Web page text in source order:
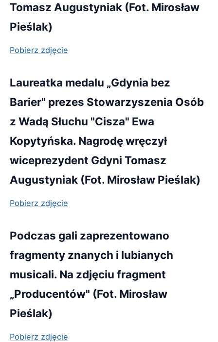
Tomasz Augustyniak (Fot. Mirosław
Pieślak)
Pobierz zdjęcie
Laureatka medalu „Gdynia bez
Barier" prezes Stowarzyszenia Osób
z Wadą Słuchu "Cisza" Ewa
Kopytyńska. Nagrodę wręczył
wiceprezydent Gdyni Tomasz
Augustyniak (Fot. Mirosław Pieślak)
Pobierz zdjęcie
Podczas gali zaprezentowano
fragmenty znanych i lubianych
musicali. Na zdjęciu fragment
„Producentów" (Fot. Mirosław
Pieślak)
Pobierz zdjęcie